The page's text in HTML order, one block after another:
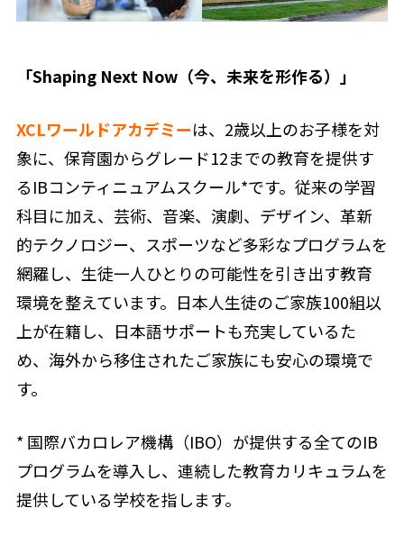
「Shaping Next Now（今、未来を形作る）」
XCLワールドアカデミーは、2歳以上のお子様を対
象に、保育園からグレード12までの教育を提供す
るIBコンティニュアムスクール*です。従来の学習
科目に加え、芸術、音楽、演劇、デザイン、革新
的テクノロジー、スポーツなど多彩なプログラムを
網羅し、生徒一人ひとりの可能性を引き出す教育
環境を整えています。日本人生徒のご家族100組以
上が在籍し、日本語サポートも充実しているた
め、海外から移住されたご家族にも安心の環境で
す。
* 国際バカロレア機構（IBO）が提供する全てのIB
プログラムを導入し、連続した教育カリキュラムを
提供している学校を指します。